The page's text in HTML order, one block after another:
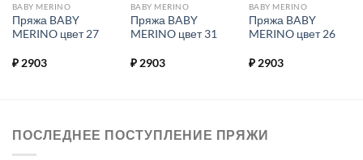
BABY MERINO
Пряжа BABY
MERINO цвет 27
₽2903
BABY MERINO
Пряжа BABY
MERINO цвет 31
₽2903
BABY MERINO
Пряжа BABY
MERINO цвет 26
₽2903
ПОСЛЕДНЕЕ ПОСТУПЛЕНИЕ ПРЯЖИ